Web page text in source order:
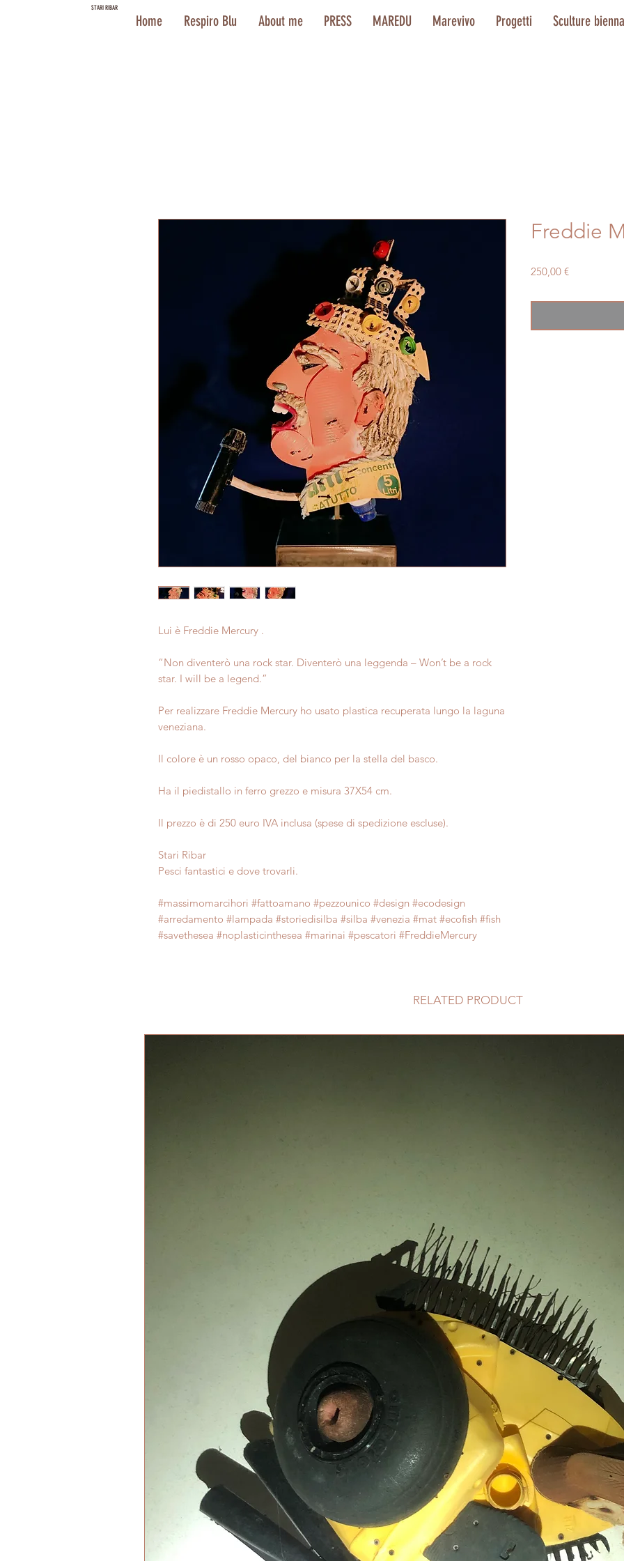
STARI RIBAR
Home Respiro Blu About me PRESS MAREDU Marevivo Progetti Sculture
Lui è Freddie Mercury .
“Non diventerò una rock star. Diventerò una leggenda – Won’t be a rock
star. I will be a legend.”
Per realizzare Freddie Mercury ho usato plastica recuperata lungo la laguna
veneziana.
Il colore è un rosso opaco, del bianco per la stella del basco.
Ha il piedistallo in ferro grezzo e misura 37X54 cm.
Il prezzo è di 250 euro IVA inclusa (spese di spedizione escluse).
Stari Ribar
Pesci fantastici e dove trovarli.
#massimomarcihori #fattoamano #pezzounico #design #ecodesign
#arredamento #lampada #storiedisilba #silba #venezia #mat #ecofish #fish
#savethesea #noplasticinthesea #marinai #pescatori #FreddieMercury
Freddie
250,00 €Prezzo
RELATED PRODUCT